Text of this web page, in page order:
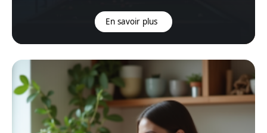
En savoir plus